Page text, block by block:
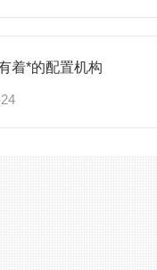
着*的配置机构